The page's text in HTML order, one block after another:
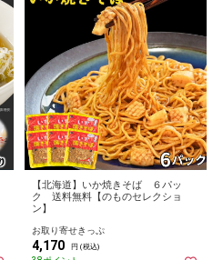
【北海道】いか焼きそば ６パッ
ク 送料無料【のものセレクショ
ン】
お取り寄せきっぷ
4,170 円 (税込)